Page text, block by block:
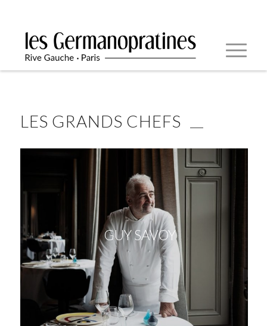
LES GRANDS CHEFS
GUY SAVOY